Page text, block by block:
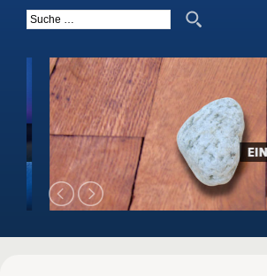
Suche nach: